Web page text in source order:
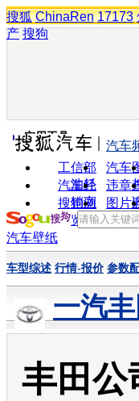
搜狐 ChinaRen 17173
产 搜狗
实用工具
工信部
油耗
汽车
汽车经
销商
违章
搜狗浏
览器
图片
赏
汽车
汽车壁纸
车型综述 行情-报价 参数
一汽
丰田公